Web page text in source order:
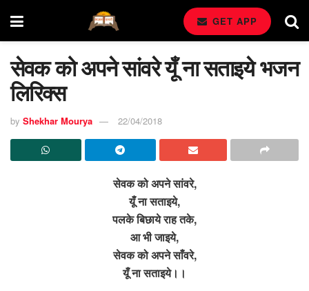
GET APP
सेवक को अपने सांवरे यूँ ना सताइये भजन
लिरिक्स
by Shekhar Mourya 22/04/2018
सेवक को अपने सांवरे,
यूँ ना सताइये,
पलके बिछाये राह तके,
आ भी जाइये,
सेवक को अपने साँवरे,
यूँ ना सताइये।।